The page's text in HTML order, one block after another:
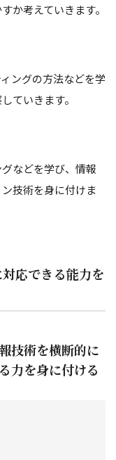
か考えていきます。
ングの方法などを学
ていきます。
などを学び、情報
技術を身に付けま
応できる能力を
技術を横断的に
力を身に付ける